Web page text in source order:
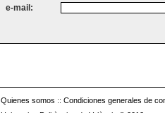
e-mail:
Quienes somos :: Condiciones generales de